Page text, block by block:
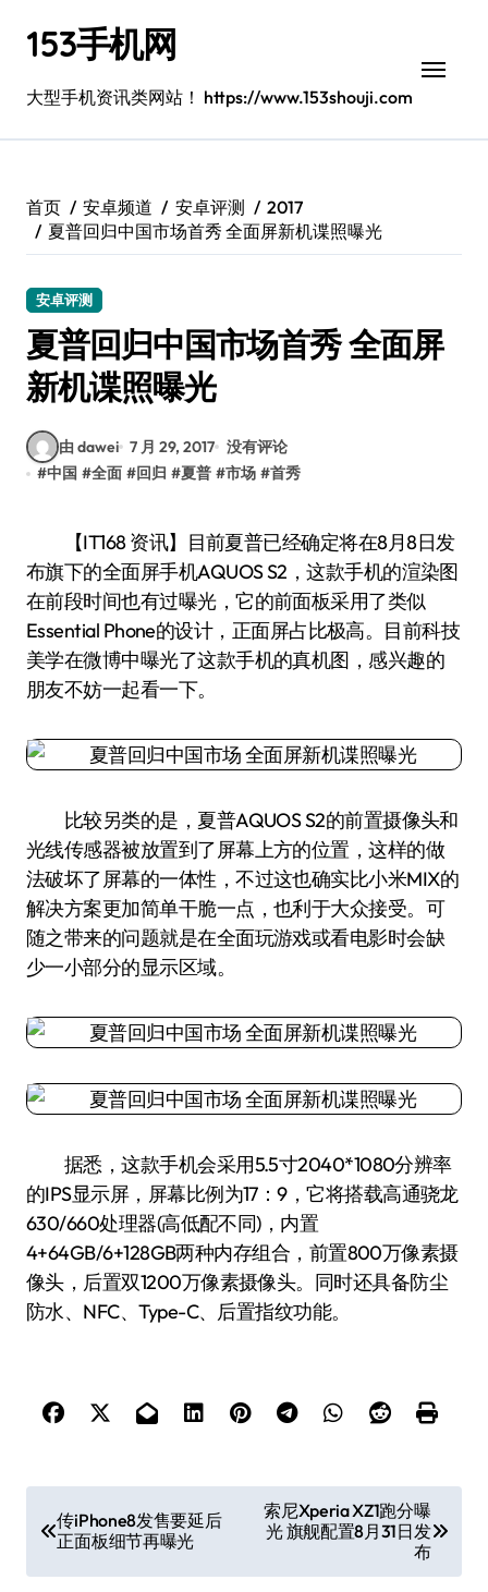
153手机网
大型手机资讯类网站！ https://www.153shouji.com
首页 安卓频道 安卓评测
2017
夏普回归中国市场首秀 全面屏新机谍照曝光
安卓评测
夏普回归中国市场首秀 全面屏
新机谍照曝光
由 dawei 7 月 29, 2017 没有评论
#中国 #全面 #回归 #夏普 #市场 #首秀
【IT168 资讯】目前夏普已经确定将在8月8日发
布旗下的全面屏手机AQUOS S2，这款手机的渲染图
在前段时间也有过曝光，它的前面板采用了类似
Essential Phone的设计，正面屏占比极高。目前科技
美学在微博中曝光了这款手机的真机图，感兴趣的
朋友不妨一起看一下。
比较另类的是，夏普AQUOS S2的前置摄像头和
光线传感器被放置到了屏幕上方的位置，这样的做
法破坏了屏幕的一体性，不过这也确实比小米MIX的
解决方案更加简单干脆一点，也利于大众接受。可
随之带来的问题就是在全面玩游戏或看电影时会缺
少一小部分的显示区域。
据悉，这款手机会采用5.5寸2040*1080分辨率
的IPS显示屏，屏幕比例为17：9，它将搭载高通骁龙
630/660处理器(高低配不同)，内置
4+64GB/6+128GB两种内存组合，前置800万像素摄
像头，后置双1200万像素摄像头。同时还具备防尘
防水、NFC、Type-C、后置指纹功能。
章
导
传iPhone8发售要延后
正面板细节再曝光
索尼Xperia XZ1跑分曝
光 旗舰配置8月31日发
布